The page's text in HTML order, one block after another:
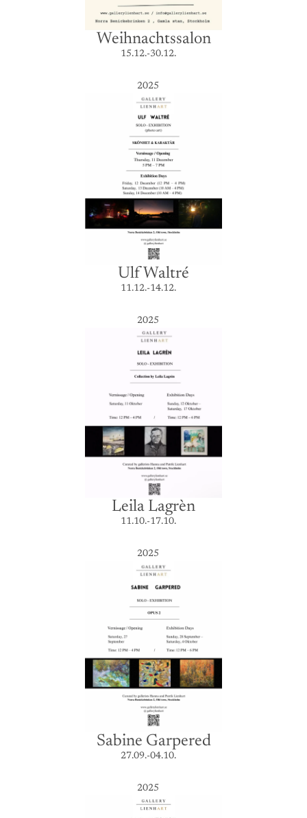
Weihnachtssalon
15.12.-30.12.
2025
Ulf Waltré
11.12.-14.12.
2025
Leila Lagrèn
11.10.-17.10.
2025
Sabine Garpered
27.09.-04.10.
2025